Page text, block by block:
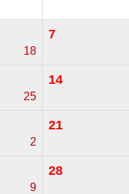
18
7
25
14
2
21
9
28